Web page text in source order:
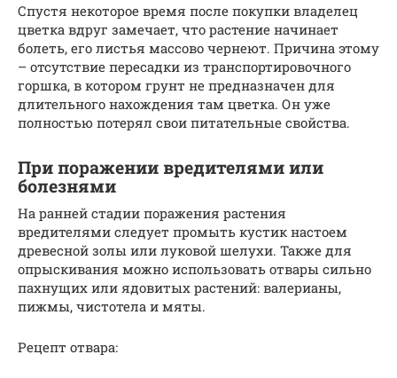
Спустя некоторое время после покупки владелец
цветка вдруг замечает, что растение начинает
болеть, его листья массово чернеют. Причина этому
– отсутствие пересадки из транспортировочного
горшка, в котором грунт не предназначен для
длительного нахождения там цветка. Он уже
полностью потерял свои питательные свойства.
При поражении вредителями или
болезнями
На ранней стадии поражения растения
вредителями следует промыть кустик настоем
древесной золы или луковой шелухи. Также для
опрыскивания можно использовать отвары сильно
пахнущих или ядовитых растений: валерианы,
пижмы, чистотела и мяты.
Рецепт отвара: